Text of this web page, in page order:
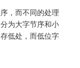
，而不同的处理
为大字节序和小
低处，而低位字